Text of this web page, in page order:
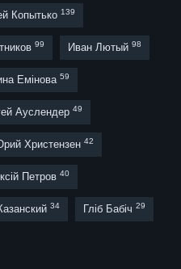
Копытько 139
99 Иван Лютый 98
Емінова 59
Ауслендер 49
Христензен 42
Петров 40
34 Гліб Бабіч 29